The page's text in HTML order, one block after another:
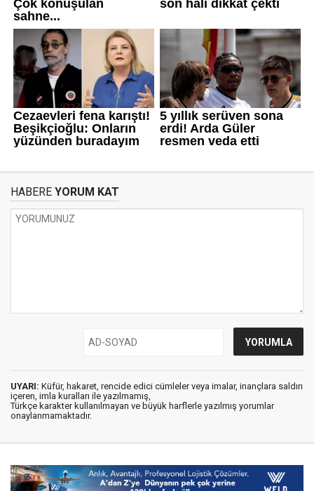
HABERE YORUM KAT
UYARI: Küfür, hakaret, rencide edici cümleler veya imalar, inançlara saldırı
içeren, imla kuralları ile yazılmamış,
Türkçe karakter kullanılmayan ve büyük harflerle yazılmış yorumlar
onaylanmamaktadır.